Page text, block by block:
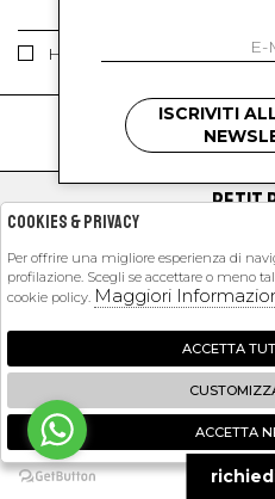
Ho letto ed accettato le
PETIT
2026 Petit Pasha - P.iva :
🍪
ISCRIVITI
Cookies & Privacy
Per offrire una migliore esperienza di
profilazione. Scegli se accettare o meno
cookie policy. Maggiori
ACCETTA
ACCETTA